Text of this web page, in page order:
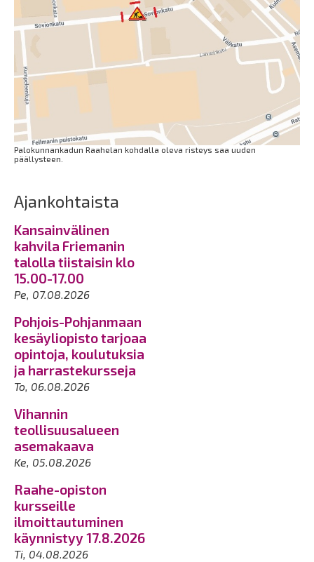
Palokunnankadun Raahelan kohdalla oleva risteys saa uuden
päällysteen.
Ajankohtaista
Kansainvälinen
kahvila Friemanin
talolla tiistaisin klo
15.00-17.00
Pe, 07.08.2026
Pohjois-Pohjanmaan
kesäyliopisto tarjoaa
opintoja, koulutuksia
ja harrastekursseja
To, 06.08.2026
Vihannin
teollisuusalueen
asemakaava
Ke, 05.08.2026
Raahe-opiston
kursseille
ilmoittautuminen
käynnistyy 17.8.2026
Ti, 04.08.2026